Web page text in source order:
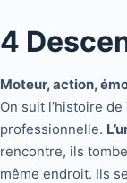
4
Moteur, action,
On suit l’histoire
professionnelle.
rencontre, ils
même endroit. Ils